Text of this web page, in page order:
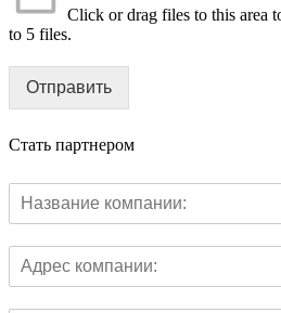
Click or drag files to this area
to 5 files.
Отправить
Стать партнером